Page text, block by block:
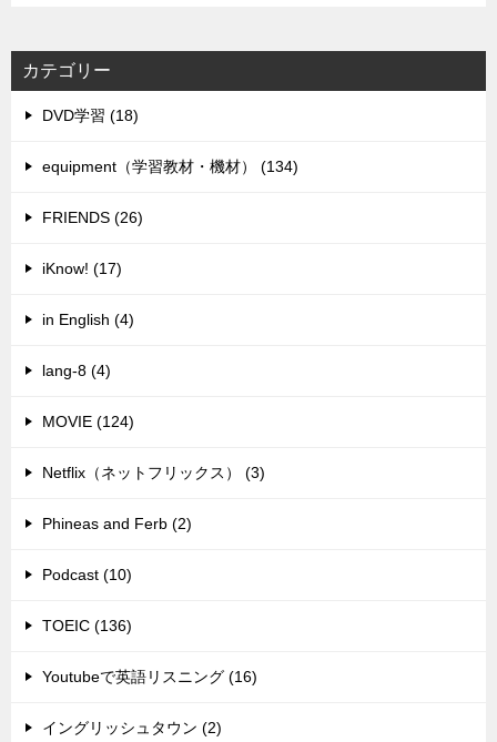
カテゴリー
DVD学習 (18)
equipment（学習教材・機材） (134)
FRIENDS (26)
iKnow! (17)
in English (4)
lang-8 (4)
MOVIE (124)
Netflix（ネットフリックス） (3)
Phineas and Ferb (2)
Podcast (10)
TOEIC (136)
Youtubeで英語リスニング (16)
イングリッシュタウン (2)